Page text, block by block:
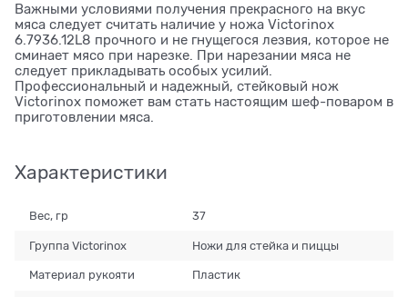
Важными условиями получения прекрасного на вкус
мяса следует считать наличие у ножа Victorinox
6.7936.12L8 прочного и не гнущегося лезвия, которое не
сминает мясо при нарезке. При нарезании мяса не
следует прикладывать особых усилий.
Профессиональный и надежный, стейковый нож
Victorinox поможет вам стать настоящим шеф-поваром в
приготовлении мяса.
Характеристики
Вес, гр 37
Группа Victorinox Ножи для стейка и пиццы
Материал рукояти Пластик